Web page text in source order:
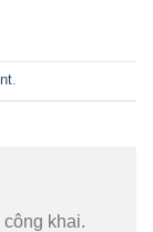
.
khai.